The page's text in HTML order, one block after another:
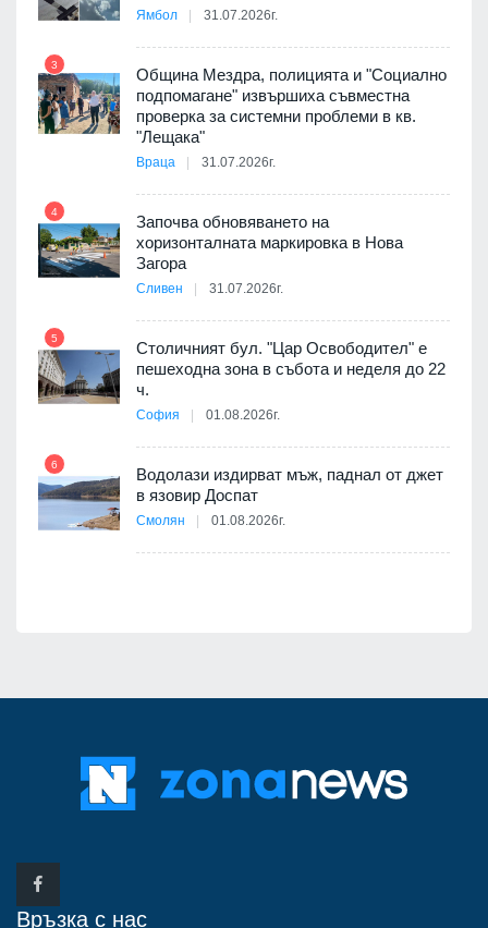
Ямбол 31.07.2026г.
3
Община Мездра, полицията и "Социално
подпомагане" извършиха съвместна
проверка за системни проблеми в кв.
"Лещака"
Враца 31.07.2026г.
4
Започва обновяването на
хоризонталната маркировка в Нова
Загора
Сливен 31.07.2026г.
5
Столичният бул. "Цар Освободител" е
пешеходна зона в събота и неделя до 22
ч.
София 01.08.2026г.
6
Водолази издирват мъж, паднал от джет
в язовир Доспат
Смолян 01.08.2026г.
Връзка с нас